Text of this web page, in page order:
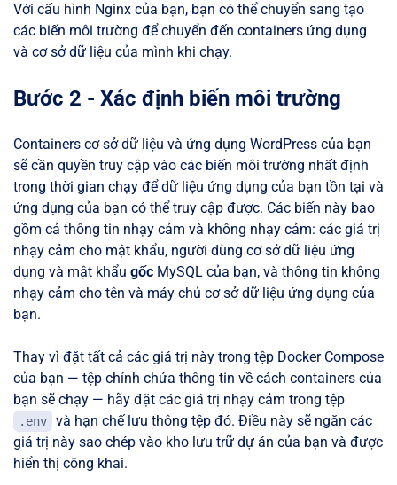
Với cấu hình Nginx của bạn, bạn có thể chuyển sang tạo
các biến môi trường để chuyển đến containers ứng dụng
và cơ sở dữ liệu của mình khi chạy.
Bước 2 - Xác định biến môi trường
Containers cơ sở dữ liệu và ứng dụng WordPress của bạn
sẽ cần quyền truy cập vào các biến môi trường nhất định
trong thời gian chạy để dữ liệu ứng dụng của bạn tồn tại và
ứng dụng của bạn có thể truy cập được. Các biến này bao
gồm cả thông tin nhạy cảm và không nhạy cảm: các giá trị
nhạy cảm cho mật khẩu, người dùng cơ sở dữ liệu ứng
dụng và mật khẩu gốc MySQL của bạn, và thông tin không
nhạy cảm cho tên và máy chủ cơ sở dữ liệu ứng dụng của
bạn.
Thay vì đặt tất cả các giá trị này trong tệp Docker Compose
của bạn — tệp chính chứa thông tin về cách containers của
bạn sẽ chạy — hãy đặt các giá trị nhạy cảm trong tệp
.env
và hạn chế lưu thông tệp đó. Điều này sẽ ngăn các
giá trị này sao chép vào kho lưu trữ dự án của bạn và được
hiển thị công khai.